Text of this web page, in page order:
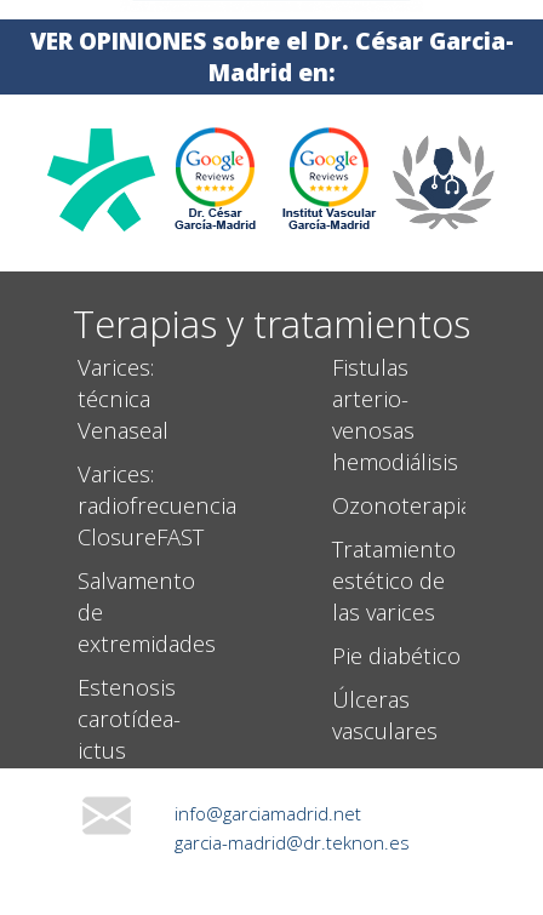
VER OPINIONES sobre el Dr. César Garcia-
Madrid en:
Terapias y tratamientos
Varices:
técnica
Venaseal
Varices:
radiofrecuencia
ClosureFAST
Salvamento
de
extremidades
Estenosis
carotídea-
ictus
Fistulas
arterio-
venosas
hemodiálisis
Ozonoterapia
Tratamiento
estético de
las varices
Pie diabético
Úlceras
vasculares
info@garciamadrid.net
garcia-madrid@dr.teknon.es